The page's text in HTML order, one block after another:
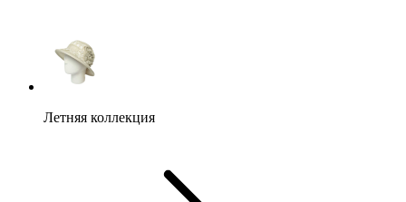
Летняя коллекция